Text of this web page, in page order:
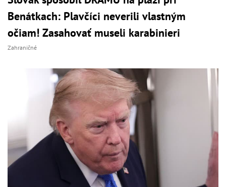
Benátkach: Plavčíci neverili vlastným
očiam! Zasahovať museli karabinieri
Zahraničné